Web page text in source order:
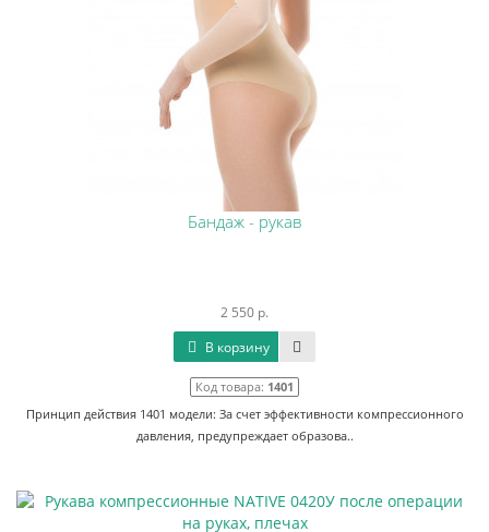
Бандаж - рукав
2 550 р.
В корзину
Код товара: 1401
Принцип действия 1401 модели: За счет эффективности компрессионного
давления, предупреждает образова..